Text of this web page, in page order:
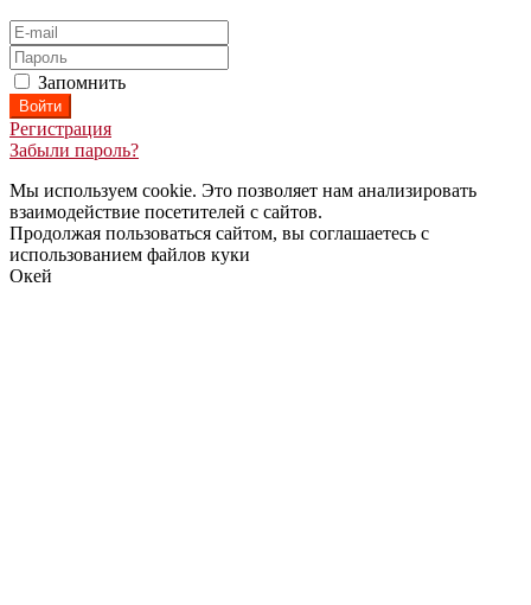
Запомнить
Регистрация
Забыли пароль?
Мы используем cookie. Это позволяет нам анализировать
взаимодействие посетителей с сайтов.
Продолжая пользоваться сайтом, вы соглашаетесь с
использованием файлов куки
Окей